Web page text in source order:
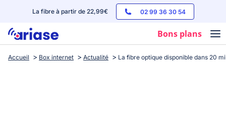
La fibre à partir de 22,99€ 02 99 36 30 54
Bons plans
Box internet
Accueil Box internet Actualité La fibre optique disponible dans 20